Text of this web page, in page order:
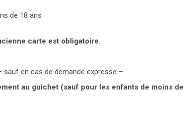
de 18 ans
carte est obligatoire.
en cas de demande expresse –
au guichet (sauf pour les enfants de moins de